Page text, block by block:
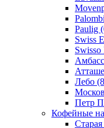
Paulig
Swiss
Атташе
Лебо
Петр
Кофейные